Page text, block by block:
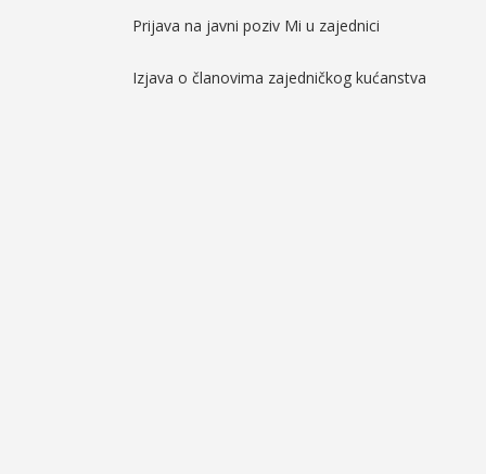
Prijava na javni poziv Mi u zajednici
Izjava o članovima zajedničkog kućanstva